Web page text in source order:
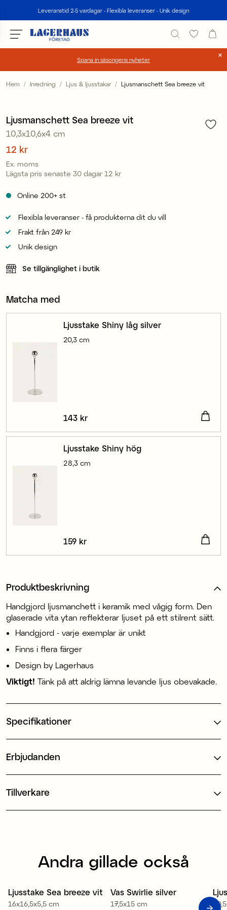
Leveranstid 2-5 vardagar - Flexibla leveranser - Unik design
Spana in säsongens nyheter
Välj språk / valuta
FI / EUR
Hem Inredning Ljus & ljusstakar
Ljusmanschett Sea breeze vit
Ljusmanschett Sea breeze vit
10,3x10,6x4 cm
Pris:12 kr
12 kr
Ex. moms
Lägsta pris senaste 30 dagar Pris:
12 kr
Online 200+ st
Flexibla leveranser - få produkterna dit du vill
Frakt från 249 kr
Unik design
Se tillgänglighet i butik
Matcha med
Ljusstake Shiny låg silver
20,3 cm
Pris :143 kr
143 kr
Ljusstake Shiny hög
28,3 cm
Pris :159 kr
159 kr
Produktbeskrivning
Handgjord ljusmanchett i keramik med vågig form. Den
glaserade vita ytan reflekterar ljuset på ett stilrent sätt.
Handgjord - varje exemplar är unikt
Finns i flera färger
Design by Lagerhaus
Viktigt! Tänk på att aldrig lämna levande ljus obevakade.
Specifikationer
Erbjudanden
Tillverkare
Andra gillade också
Ljusstake Sea breeze vit
16x16,5x5,5 cm
Vas Swirlie silver
17,5x15 cm